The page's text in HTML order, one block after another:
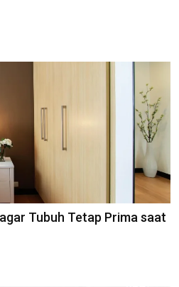
Tubuh Tetap Prima saat